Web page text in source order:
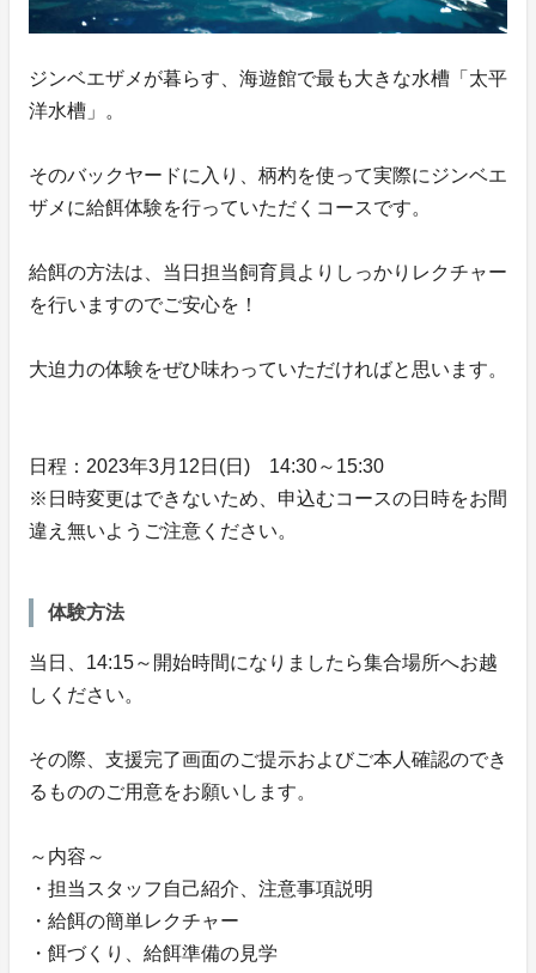
ジンベエザメが暮らす、海遊館で最も大きな水槽「太平
洋水槽」。
そのバックヤードに入り、柄杓を使って実際にジンベエ
ザメに給餌体験を行っていただくコースです。
給餌の方法は、当日担当飼育員よりしっかりレクチャー
を行いますのでご安心を！
大迫力の体験をぜひ味わっていただければと思います。
日程：2023年3月12日(日) 14:30～15:30
※日時変更はできないため、申込むコースの日時をお間
違え無いようご注意ください。
体験方法
当日、14:15～開始時間になりましたら集合場所へお越
しください。
その際、支援完了画面のご提示およびご本人確認のでき
るもののご用意をお願いします。
～内容～
・担当スタッフ自己紹介、注意事項説明
・給餌の簡単レクチャー
・餌づくり、給餌準備の見学